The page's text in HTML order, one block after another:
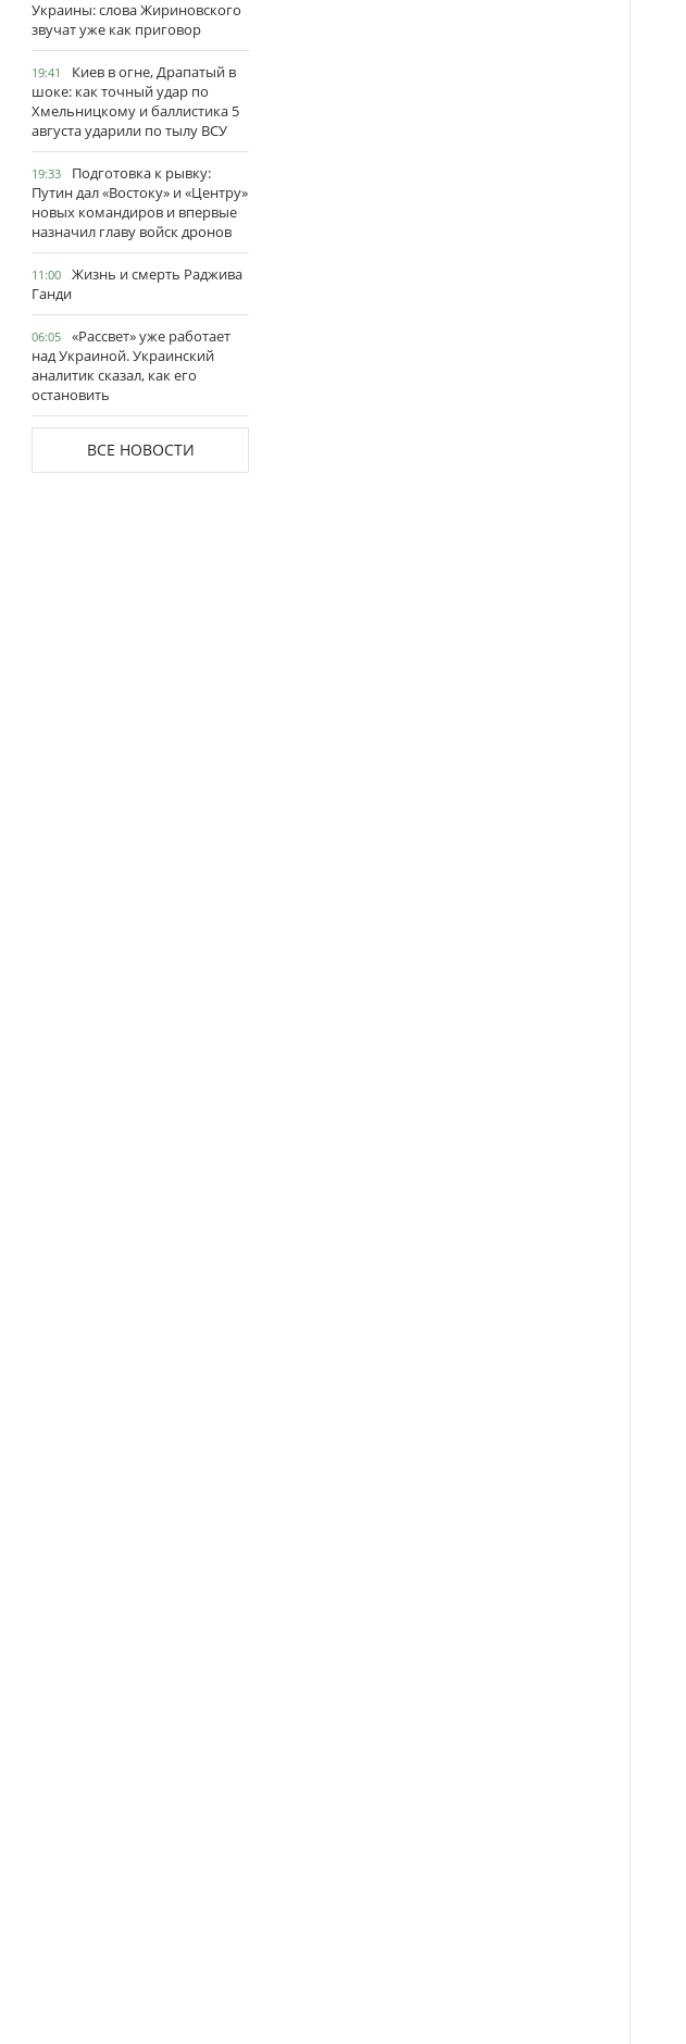
Украины: слова Жириновского
звучат уже как приговор
19:41
Киев в огне, Драпатый в
шоке: как точный удар по
Хмельницкому и баллистика 5
августа ударили по тылу ВСУ
19:33
Подготовка к рывку:
Путин дал «Востоку» и «Центру»
новых командиров и впервые
назначил главу войск дронов
11:00
Жизнь и смерть Раджива
Ганди
06:05
«Рассвет» уже работает
над Украиной. Украинский
аналитик сказал, как его
остановить
ВСЕ НОВОСТИ